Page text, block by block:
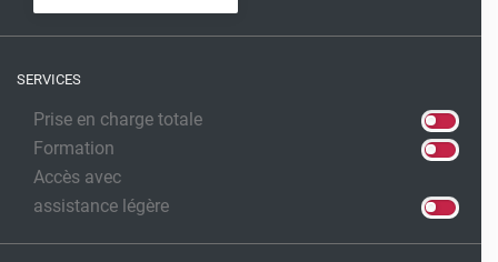
SERVICES
Prise en charge totale
Formation
Accès avec
assistance légère